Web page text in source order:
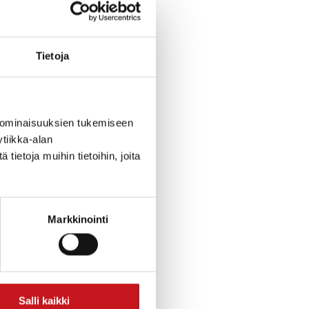
Tietoja
tukemiseen
alan
tietoja muihin tietoihin, joita
Markkinointi
Salli kaikki
myyjäisissä,
soita tuttavalle,
yhdessä voi